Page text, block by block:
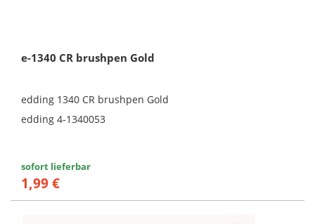
e-1340 CR brushpen Gold
edding 1340 CR brushpen Gold
edding 4-1340053
sofort lieferbar
1,99 €